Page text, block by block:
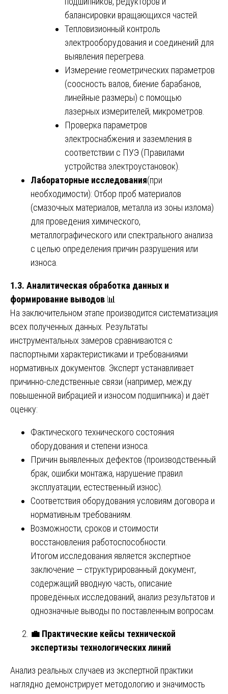
балансировки вращающихся частей.
Тепловизионный контроль
электрооборудования и соединений для
выявления перегрева.
Измерение геометрических параметров
(соосность валов, биение барабанов,
линейные размеры) с помощью
лазерных измерителей, микрометров.
Проверка параметров
электроснабжения и заземления в
соответствии с ПУЭ (Правилами
устройства электроустановок).
Лабораторные исследования(при
необходимости): Отбор проб материалов
(смазочных материалов, металла из зоны излома)
для проведения химического,
металлографического или спектрального анализа
с целью определения причин разрушения или
износа.
1.3. Аналитическая обработка данных и
формирование выводов 📊
На заключительном этапе производится систематизация
всех полученных данных. Результаты
инструментальных замеров сравниваются с
паспортными характеристиками и требованиями
нормативных документов. Эксперт устанавливает
причинно-следственные связи (например, между
повышенной вибрацией и износом подшипника) и даёт
оценку:
Фактического технического состояния
оборудования и степени износа.
Причин выявленных дефектов (производственный
брак, ошибки монтажа, нарушение правил
эксплуатации, естественный износ).
Соответствия оборудования условиям договора и
нормативным требованиям.
Возможности, сроков и стоимости
восстановления работоспособности.
Итогом исследования является экспертное
заключение — структурированный документ,
содержащий вводную часть, описание
проведённых исследований, анализ результатов и
однозначные выводы по поставленным вопросам.
💼 Практические кейсы технической
экспертизы технологических линий
Анализ реальных случаев из экспертной практики
наглядно демонстрирует методологию и значимость